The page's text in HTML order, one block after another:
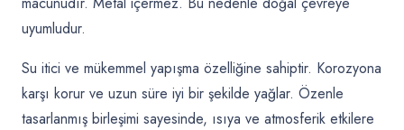
uyumludur.
Su itici ve mükemmel yapışma özelliğine sahiptir. Korozyona
karşı korur ve uzun süre iyi bir şekilde yağlar. Özenle
tasarlanmış birleşimi sayesinde, ısıya ve atmosferik etkilere